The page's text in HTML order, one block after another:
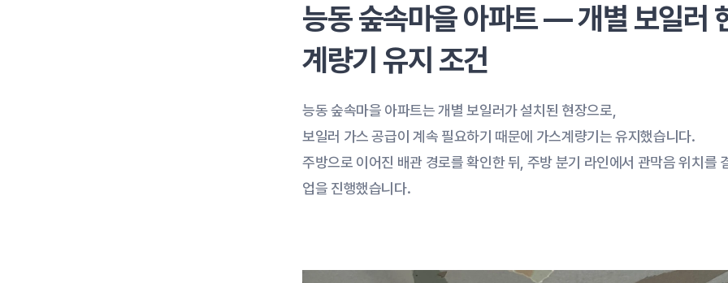
능동 숲속마을 아파트 — 개별 보일러
계량기 유지 조건
능동 숲속마을 아파트는 개별 보일러가 설치된 현장으로,
보일러 가스 공급이 계속 필요하기 때문에 가스계량기는 유지했습니다.
주방으로 이어진 배관 경로를 확인한 뒤, 주방 분기 라인에서 관막음 위치를
업을 진행했습니다.